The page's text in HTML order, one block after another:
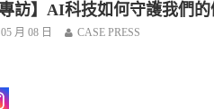
專訪】AI科技如何守護我們
月 08 日 CASE PRESS